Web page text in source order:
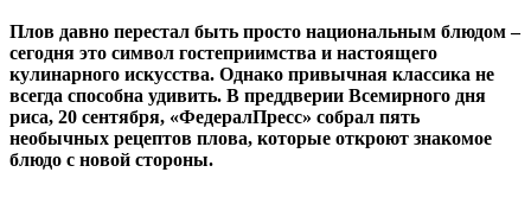
Плов давно перестал быть просто национальным блюдом –
сегодня это символ гостеприимства и настоящего
кулинарного искусства. Однако привычная классика не
всегда способна удивить. В преддверии Всемирного дня
риса, 20 сентября, «ФедералПресс» собрал пять
необычных рецептов плова, которые откроют знакомое
блюдо с новой стороны.